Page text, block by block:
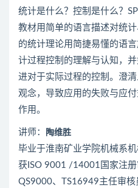
统计是什么？控制是什么？
教材用简单的语言描述对统
的统计理论用简捷易懂的语
计过程控制的理解与认知，
进对于实际过程的控制。澄
观念，导致应用的失败与应
作用。
讲师： 陶维胜
毕业于淮南矿业学院机械系
获ISO 9001 /14001国家注册
QS9000、TS16949主任审